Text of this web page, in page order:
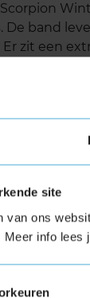
site
ons
info lees
De band
zit een
band